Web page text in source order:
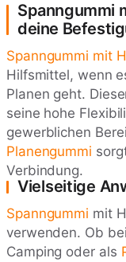
Spanngummi
deine
Spanngummi mit
Hilfsmittel, wenn
Planen geht.
seine hohe
gewerblichen
Planengummi
Verbindung.
Vielseitige
Spanngummi mit
verwenden. Ob
Camping oder als